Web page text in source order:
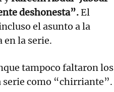
deshonesta”.El
el asunto a la
en la serie.
tampoco faltaron los
serie como “chirriante”.